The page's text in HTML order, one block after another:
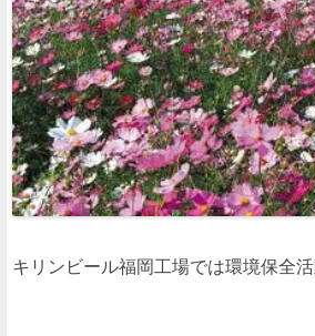
キリンビール福岡工場では環境保全